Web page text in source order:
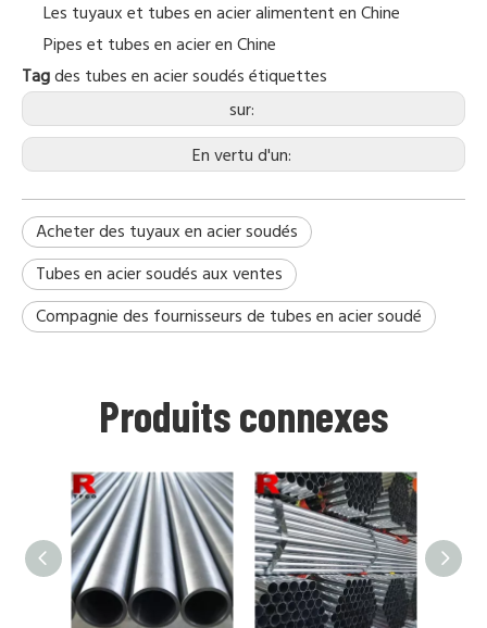
Les tuyaux et tubes en acier alimentent en Chine
Pipes et tubes en acier en Chine
Tagdes tubes en acier soudés étiquettes
sur:
En vertu d'un:
Acheter des tuyaux en acier soudés
Tubes en acier soudés aux ventes
Compagnie des fournisseurs de tubes en acier soudé
Produits connexes